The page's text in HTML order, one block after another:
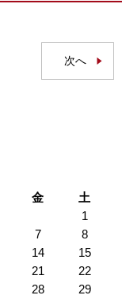
次へ
金
土
1
7
8
14
15
21
22
28
29